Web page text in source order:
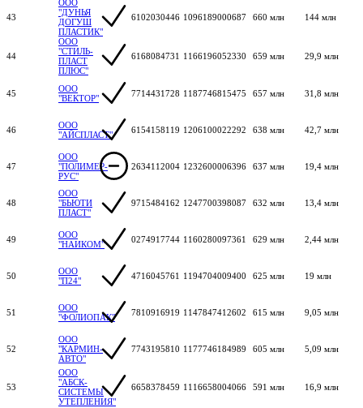
43
ООО
"ДУНЬЯ
ДОГУШ
ПЛАСТИК"
6102030446 1096189000687 660 млн 144 млн
44
ООО
"СТИЛЬ-
ПЛАСТ
ПЛЮС"
6168084731 1166196052330 659 млн 29,9 млн
45
ООО
"ВЕКТОР"
7714431728 1187746815475 657 млн 31,8 млн
46
ООО
"АЙСПЛАСТ"
6154158119 1206100022292 638 млн 42,7 млн
47
ООО
"ПОЛИМЕР-
РУС"
2634112004 1232600006396 637 млн 19,4 млн
48
ООО
"БЬЮТИ
ПЛАСТ"
9715484162 1247700398087 632 млн 13,4 млн
49
ООО
"НАИКОМ"
0274917744 1160280097361 629 млн 2,44 млн
50
ООО
"П24"
4716045761 1194704009400 625 млн 19 млн
51
ООО
"ФОЛИОПАК"
7810916919 1147847412602 615 млн 9,05 млн
52
ООО
"КАРМИН-
АВТО"
7743195810 1177746184989 605 млн 5,09 млн
53
ООО
"АБСК-
СИСТЕМЫ
УТЕПЛЕНИЯ"
6658378459 1116658004066 591 млн 16,9 млн